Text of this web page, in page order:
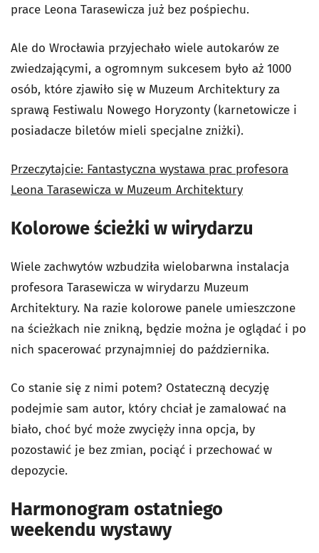
prace Leona Tarasewicza już bez pośpiechu.
Ale do Wrocławia przyjechało wiele autokarów ze
zwiedzającymi, a ogromnym sukcesem było aż 1000
osób, które zjawiło się w Muzeum Architektury za
sprawą Festiwalu Nowego Horyzonty (karnetowicze i
posiadacze biletów mieli specjalne zniżki).
Przeczytajcie: Fantastyczna wystawa prac profesora
Leona Tarasewicza w Muzeum Architektury
Kolorowe ścieżki w wirydarzu
Wiele zachwytów wzbudziła wielobarwna instalacja
profesora Tarasewicza w wirydarzu Muzeum
Architektury. Na razie kolorowe panele umieszczone
na ścieżkach nie znikną, będzie można je oglądać i po
nich spacerować przynajmniej do października.
Co stanie się z nimi potem? Ostateczną decyzję
podejmie sam autor, który chciał je zamalować na
biało, choć być może zwycięży inna opcja, by
pozostawić je bez zmian, pociąć i przechować w
depozycie.
Harmonogram ostatniego
weekendu wystawy